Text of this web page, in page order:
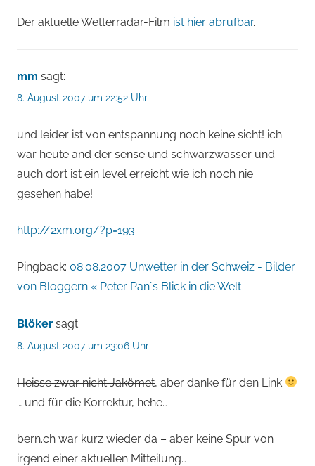
Der aktuelle Wetterradar-Film ist hier abrufbar.
mm sagt:
8. August 2007 um 22:52 Uhr
und leider ist von entspannung noch keine sicht! ich
war heute and der sense und schwarzwasser und
auch dort ist ein level erreicht wie ich noch nie
gesehen habe!
http://2xm.org/?p=193
Pingback: 08.08.2007 Unwetter in der Schweiz - Bilder
von Bloggern « Peter Pan`s Blick in die Welt
Blöker sagt:
8. August 2007 um 23:06 Uhr
Heisse zwar nicht Jakömet, aber danke für den Link
… und für die Korrektur, hehe…
bern.ch war kurz wieder da – aber keine Spur von
irgend einer aktuellen Mitteilung…